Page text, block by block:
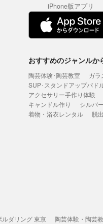
iPhone版アプリ
おすすめのジャンルか
陶芸体験･陶芸教室 ガラ
SUP･スタンドアップパド
アクセサリー手作り体験
キャンドル作り
シルバ
着物・浴衣レンタル
脱
ルダリング 東京 陶芸体験・陶芸